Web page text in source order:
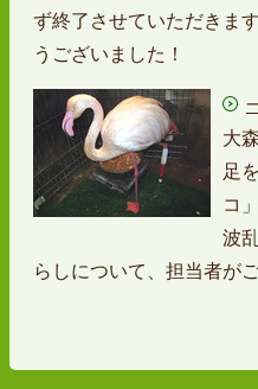
ず終了させていただきま
うございました！
大
足
コ
波
らしについて、担当者が